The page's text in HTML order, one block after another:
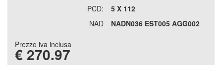
PCD:
5 X 112
NAD
NADN036 EST005 AGG002
Prezzo iva inclusa
€ 270.97